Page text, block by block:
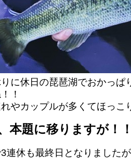
に休日の琵琶湖でおかっぱ
！
やカップルが多くてほっこ
本題に移りますが！！
連休も最終日となりましたが